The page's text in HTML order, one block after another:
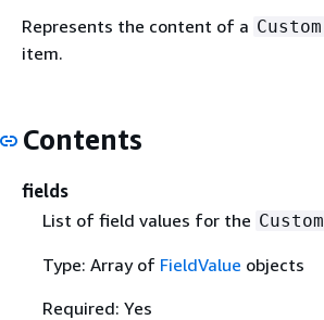
Represents the content of a Custom
item.
Contents
fields
List of field values for the Custom
Type: Array of FieldValue objects
Required: Yes